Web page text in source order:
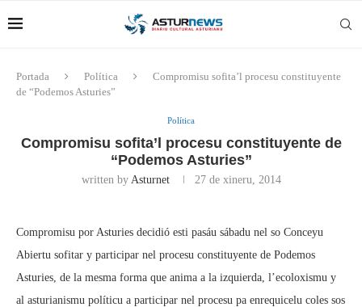
Portada Política
Compromisu sofita’l procesu constituyente
de “Podemos Asturies”
Política
Compromisu sofita’l procesu constituyente de
“Podemos Asturies”
written by Asturnet 27 de xineru, 2014
Compromisu por Asturies decidió esti pasáu sábadu nel so Conceyu
Abiertu sofitar y participar nel procesu constituyente de Podemos
Asturies, de la mesma forma que anima a la izquierda, l’ecoloxismu y
al asturianismu políticu a participar nel procesu pa enrequicelu coles sos